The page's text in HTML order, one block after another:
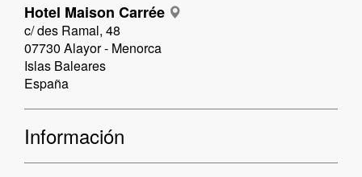
Hotel Maison Carrée
c/ des Ramal, 48
07730 Alayor - Menorca
Islas Baleares
España
Información